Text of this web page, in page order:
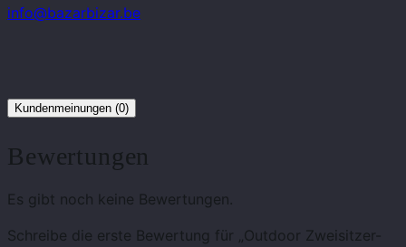
info@bazarbizar.be
Kundenmeinungen (0)
Bewertungen
Es gibt noch keine Bewertungen.
Schreibe die erste Bewertung für „Outdoor Zweisitzer-